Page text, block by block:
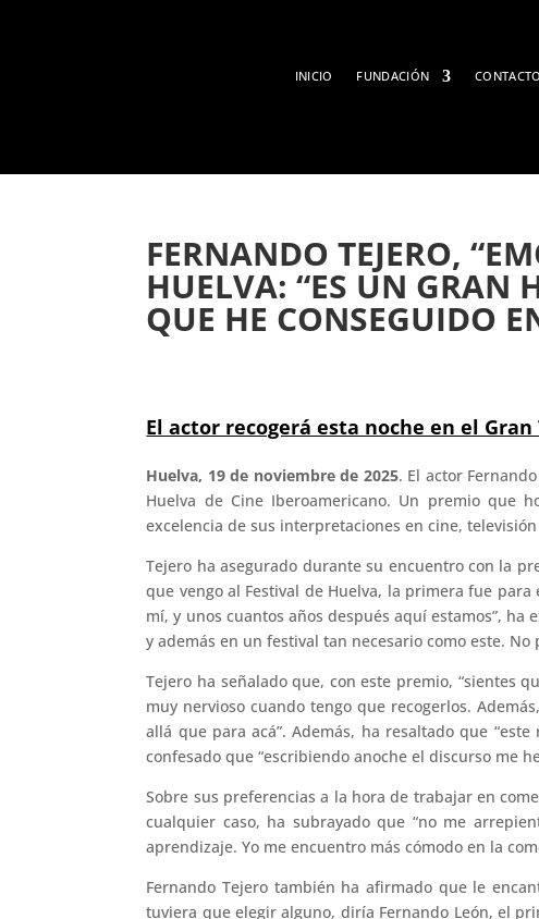
INICIO FUNDACIÓN CONTACTO
FERNANDO TEJERO,
HUELVA: “ES UN GRAN
QUE HE CONSEGUIDO
El actor recogerá esta noche en el
Huelva, 19 de noviembre de 2025. El actor
Huelva de Cine Iberoamericano. Un premio que
excelencia de sus interpretaciones en cine,
Tejero ha asegurado durante su encuentro con la
que vengo al Festival de Huelva, la primera fue
mí, y unos cuantos años después aquí estamos”,
y además en un festival tan necesario como este. No
Tejero ha señalado que, con este premio, “sientes
muy nervioso cuando tengo que recogerlos.
allá que para acá”. Además, ha resaltado que
confesado que “escribiendo anoche el discurso me
Sobre sus preferencias a la hora de trabajar en
cualquier caso, ha subrayado que “no me
aprendizaje. Yo me encuentro más cómodo en la
Fernando Tejero también ha afirmado que le
tuviera que elegir alguno, diría Fernando León, el